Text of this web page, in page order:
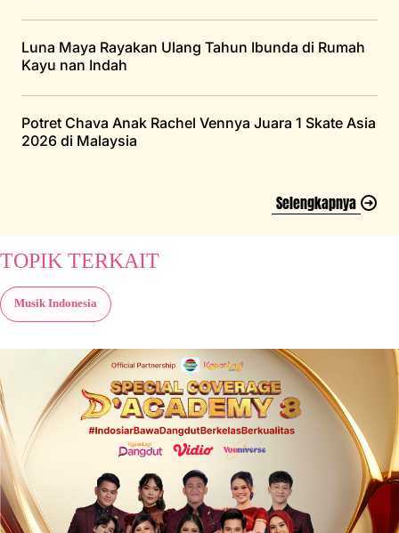
Luna Maya Rayakan Ulang Tahun Ibunda di Rumah
Kayu nan Indah
Potret Chava Anak Rachel Vennya Juara 1 Skate Asia
2026 di Malaysia
Selengkapnya
TOPIK TERKAIT
Musik Indonesia